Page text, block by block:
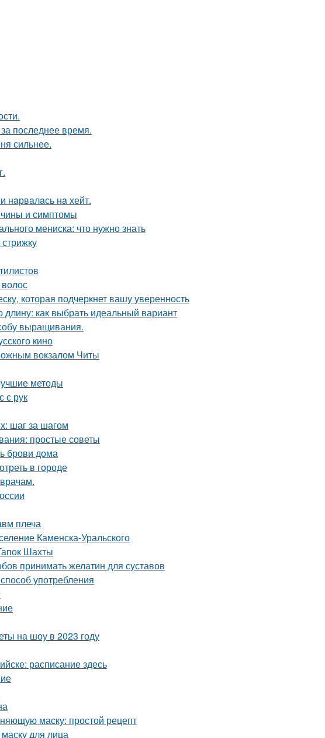
последнее время.
сильнее.
нaрвaлaсь нa хейт.
и симптомы
мениска: что нужно знать
которая подчеркнет вашу уверенность
как выбрать идеальный вариант
выращивания.
кино
вокзалом Читы
методы
с рук
шаг за шагом
простые советы
брови дома
в городе
плеча
Каменска-Уральского
Шахты
принимать желатин для суставов
употребления
на шоу в 2023 году
расписание здесь
маску: простой рецепт
для лица